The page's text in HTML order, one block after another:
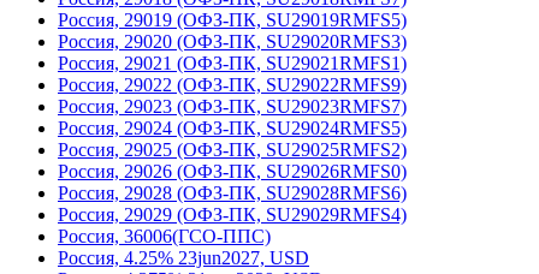
Россия, 29019 (ОФЗ-ПК, SU29019RMFS5)
Россия, 29020 (ОФЗ-ПК, SU29020RMFS3)
Россия, 29021 (ОФЗ-ПК, SU29021RMFS1)
Россия, 29022 (ОФЗ-ПК, SU29022RMFS9)
Россия, 29023 (ОФЗ-ПК, SU29023RMFS7)
Россия, 29024 (ОФЗ-ПК, SU29024RMFS5)
Россия, 29025 (ОФЗ-ПК, SU29025RMFS2)
Россия, 29026 (ОФЗ-ПК, SU29026RMFS0)
Россия, 29028 (ОФЗ-ПК, SU29028RMFS6)
Россия, 29029 (ОФЗ-ПК, SU29029RMFS4)
Россия, 36006(ГСО-ППС)
Россия, 4.25% 23jun2027, USD